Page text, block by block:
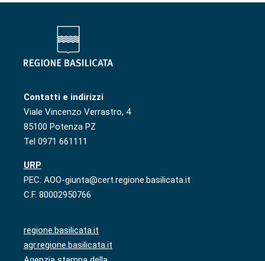
Contatti e indirizzi
Viale Vincenzo Verrastro, 4
85100 Potenza PZ
Tel 0971 661111
URP
PEC: AOO-giunta@cert.regione.basilicata.it
C.F. 80002950766
regione.basilicata.it
agr.regione.basilicata.it